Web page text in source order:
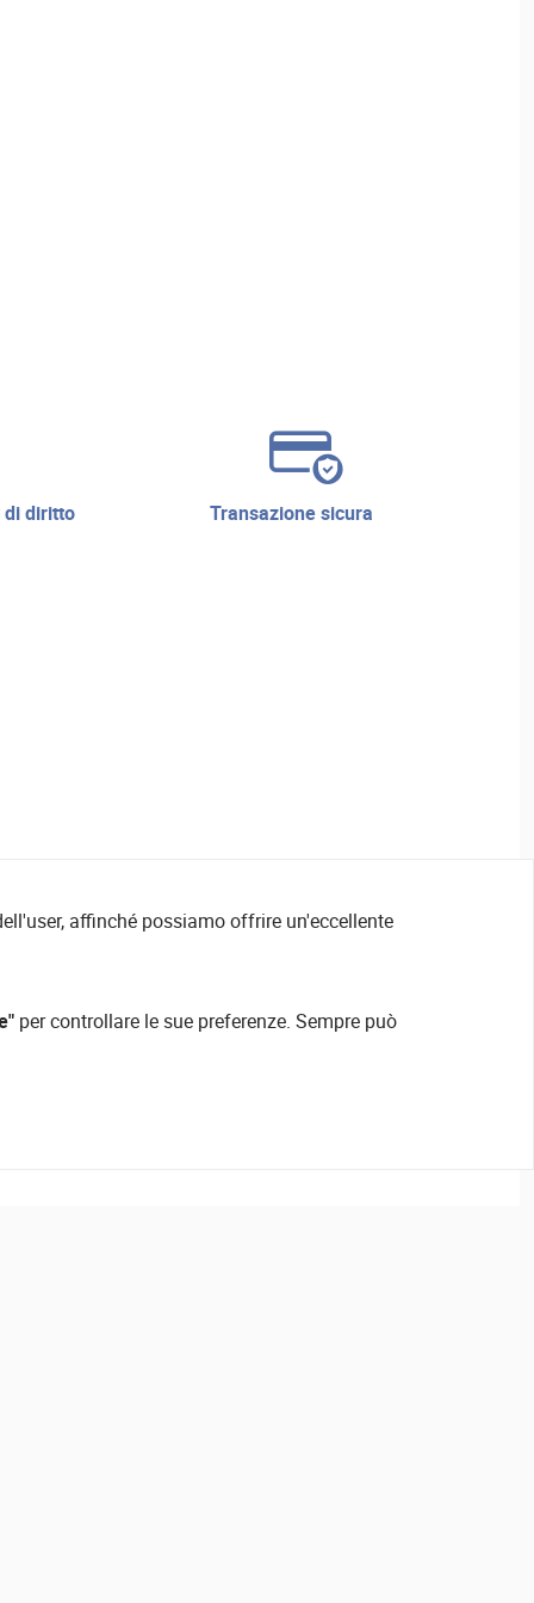
transazione sicura
affinché possiamo offrire un'eccellente
per controllare le sue preferenze. Sempre può